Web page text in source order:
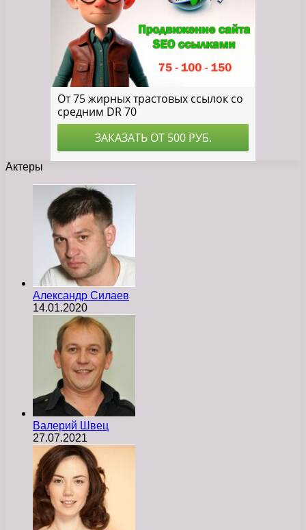
Актеры
Александр Силаев
14.01.2020
Валерий Швец
27.07.2021